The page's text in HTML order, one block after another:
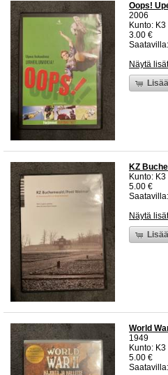
Oops!
2006
Kunto:
3.00 €
Näytä
KZ
Kunto:
5.00 €
Näytä
World
1949
Kunto:
5.00 €